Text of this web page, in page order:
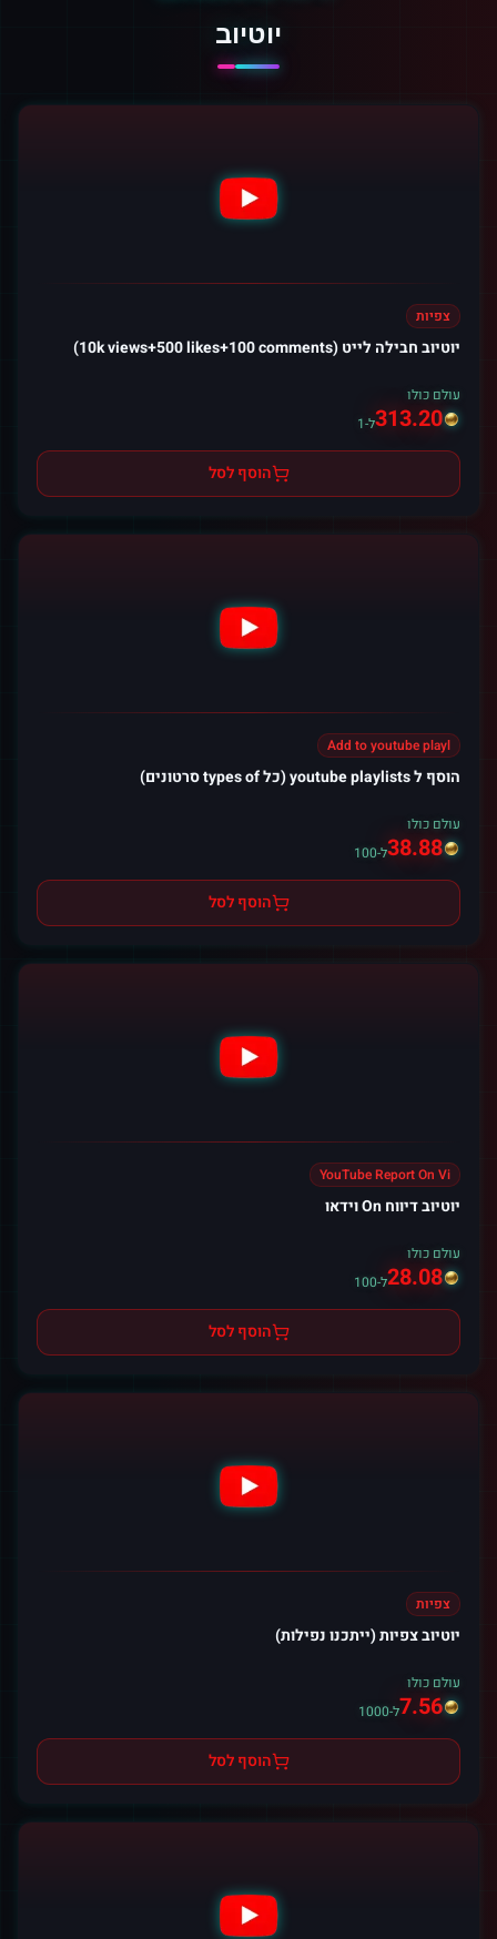
יוטיוב
צפיות
יוטיוב חבילה לייט (10k views+500 likes+100 comments)
עולם כולו
313.20ל-1
הוסף לסל
Add to youtube playl
הוסף ל youtube playlists (כל types of סרטונים)
עולם כולו
38.88ל-100
הוסף לסל
YouTube Report On Vi
יוטיוב דיווח On וידאו
עולם כולו
28.08ל-100
הוסף לסל
צפיות
יוטיוב צפיות (ייתכנו נפילות)
עולם כולו
7.56ל-1000
הוסף לסל